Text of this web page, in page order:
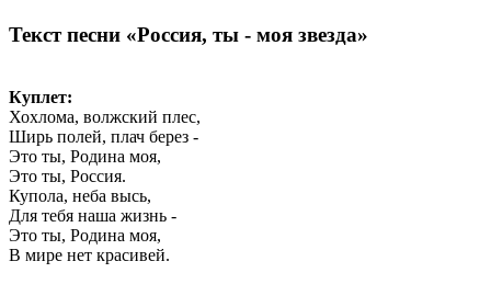
Текст песни «Россия, ты - моя звезда»
Куплет:
Хохлома, волжский плес,
Ширь полей, плач берез -
Это ты, Родина моя,
Это ты, Россия.
Купола, неба высь,
Для тебя наша жизнь -
Это ты, Родина моя,
В мире нет красивей.